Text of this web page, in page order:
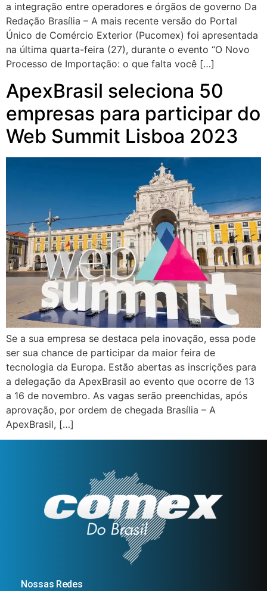
a integração entre operadores e órgãos de governo Da
Redação Brasília – A mais recente versão do Portal
Único de Comércio Exterior (Pucomex) foi apresentada
na última quarta-feira (27), durante o evento “O Novo
Processo de Importação: o que falta você […]
ApexBrasil seleciona 50
empresas para participar do
Web Summit Lisboa 2023
Se a sua empresa se destaca pela inovação, essa pode
ser sua chance de participar da maior feira de
tecnologia da Europa. Estão abertas as inscrições para
a delegação da ApexBrasil ao evento que ocorre de 13
a 16 de novembro. As vagas serão preenchidas, após
aprovação, por ordem de chegada Brasília – A
ApexBrasil, […]
Nossas Redes